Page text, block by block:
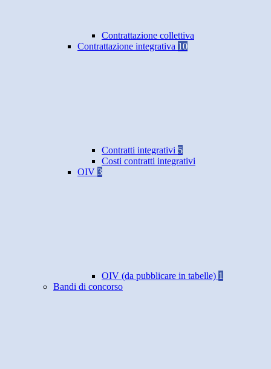
Contrattazione collettiva
Contrattazione integrativa 10
Contratti integrativi 5
Costi contratti integrativi
OIV 3
OIV (da pubblicare in tabelle) 1
Bandi di concorso